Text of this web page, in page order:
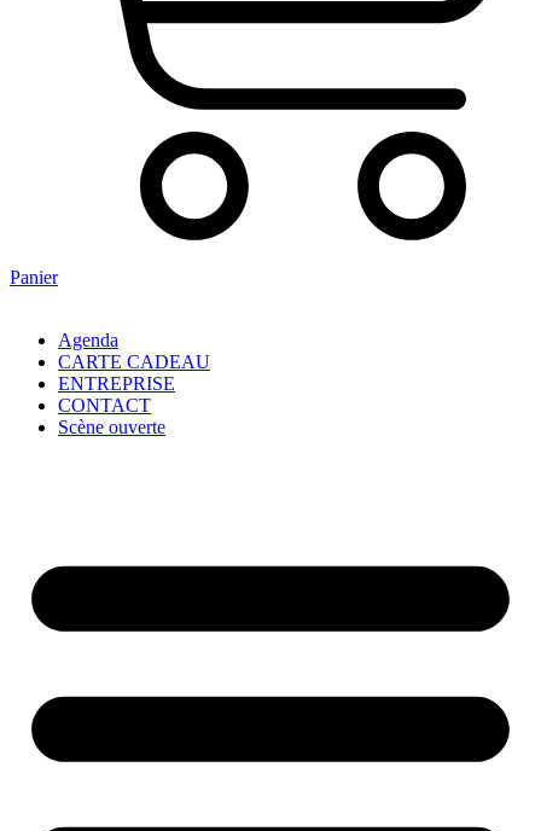
Panier
Agenda
CARTE CADEAU
ENTREPRISE
CONTACT
Scène ouverte